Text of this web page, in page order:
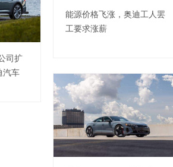
司扩
汽车
能源价格飞涨，奥迪工人罢
工要求涨薪